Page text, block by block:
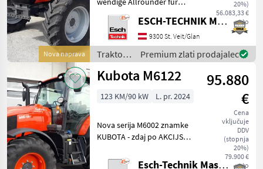
Nova naprava
20%)
56.083,33 €
neto
jeden Betrieb - jetzt zum
Aktionspreis! - KUBOTA 4-
Zylinder Common-Rail-
Dieselmotor - Hubraum
3.769 cm³ - Abgasstuf
ESCH-TECHNIK Maschinenhandels GmbH, St. Veit/G.
9300 St. Veit/Glan
Traktor /
Kubota
Premium zlati prodajalec
Kubota M6122
95.880
€
Cena
vključuje
DDV
(stopnja
20%)
79.900 €
neto
123 KM/90 kW L. pr. 2024
Nova serija M6002 znamke
KUBOTA - zdaj po AKCIJSKI
motor KUBOTA s skupnim
Esch-Technik Maschinenhandels GmbH, Vertriebszentrum Süd